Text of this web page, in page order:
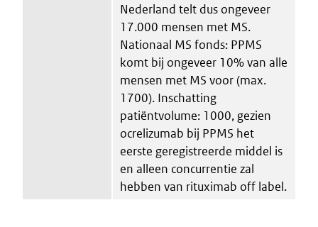
Nederland telt dus ongeveer
17.000 mensen met MS.
Nationaal MS fonds: PPMS
komt bij ongeveer 10% van alle
mensen met MS voor (max.
1700). Inschatting
patiëntvolume: 1000, gezien
ocrelizumab bij PPMS het
eerste geregistreerde middel is
en alleen concurrentie zal
hebben van rituximab off label.